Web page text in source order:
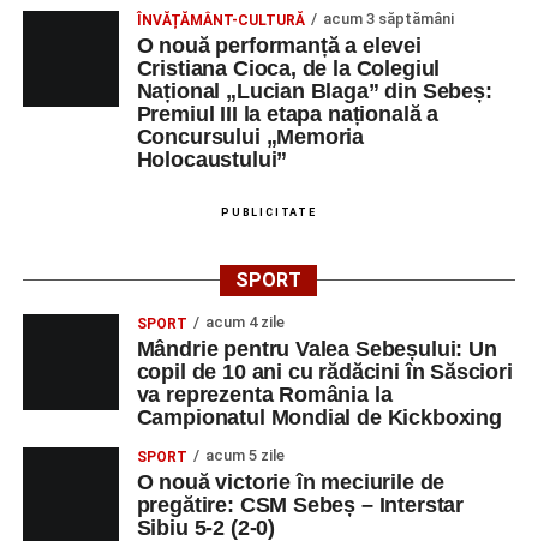
educație. După trei ediții care au abordat comunicarea
didactică, dinamica diferențelor, participarea și luarea
deciziilor, comunitatea Sinaxa Educațională își propune
să revină la întrebările fundamentale despre valorile care
stau la baza actului educațional și despre rolul
profesorului în formarea caracterului tinerilor.
Despre comunitatea Sinaxa Educațională
„Sinaxa Educațională”
profesori, dedicată susținerii unei educații centrate pe
valorile creștin-ortodoxe și pe formarea caracterului
elevilor. Născută din experiența duhovnicească și
formativă a Mănăstirii Oașa, Sinaxa își propune să
sprijine profesorii în regăsirea motivației interioare,
oferindu-le nu doar instrumente metodice actuale, ci și
contexte de sprijin reciproc, colaborare și reconectare la
vocația pedagogică autentică.
ÎNVĂȚĂMÂNT-CULTURĂ acum 3 săptămâni
O nouă performanță a elevei
Cristiana Cioca, de la Colegiul
Național „Lucian Blaga” din Sebeș:
Premiul III la etapa națională a
Concursului „Memoria
Holocaustului”
PUBLICITATE
SPORT
SPORT acum 4 zile
Mândrie pentru Valea Sebeșului: Un
copil de 10 ani cu rădăcini în Săsciori
va reprezenta România la
Campionatul Mondial de Kickboxing
SPORT acum 5 zile
O nouă victorie în meciurile de
pregătire: CSM Sebeș – Interstar
Sibiu 5-2 (2-0)